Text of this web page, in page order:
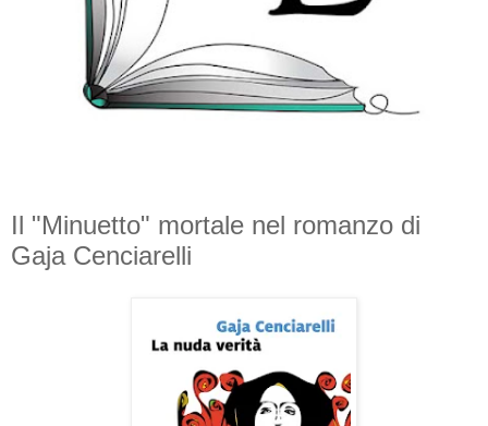
Il "Minuetto" mortale nel romanzo di
Gaja Cenciarelli